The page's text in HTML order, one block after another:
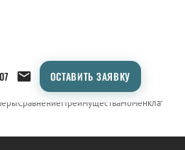
ОСТАВИТЬ ЗАЯВКУ
СравнениеПреимуществаНоменклатура